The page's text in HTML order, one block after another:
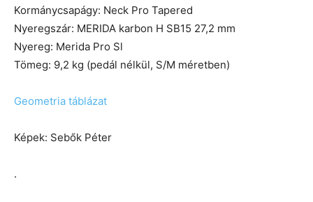
Kormánycsapágy: Neck Pro Tapered
Nyeregszár: MERIDA karbon H SB15 27,2 mm
Nyereg: Merida Pro Sl
Tömeg: 9,2 kg (pedál nélkül, S/M méretben)
Geometria táblázat
Képek: Sebők Péter
.